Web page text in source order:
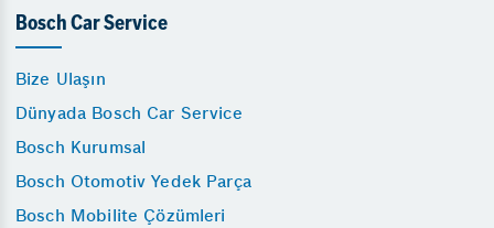
Bosch Car Service
Bize Ulaşın
Dünyada Bosch Car Service
Bosch Kurumsal
Bosch Otomotiv Yedek Parça
Bosch Mobilite Çözümleri